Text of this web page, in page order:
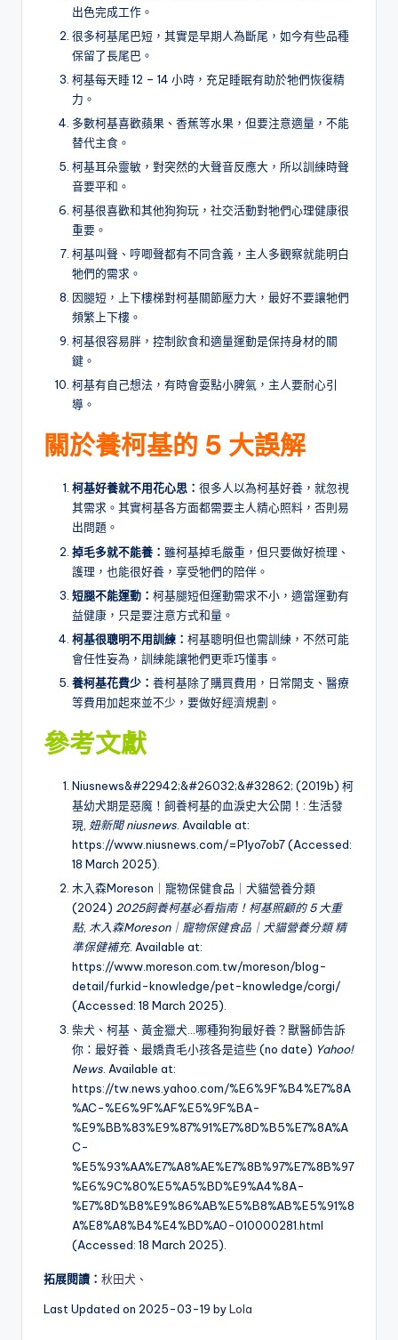
出色完成工作。
很多柯基尾巴短，其實是早期人為斷尾，如今有些品種
保留了長尾巴。
柯基每天睡 12 – 14 小時，充足睡眠有助於牠們恢復精
力。
多數柯基喜歡蘋果、香蕉等水果，但要注意適量，不能
替代主食。
柯基耳朵靈敏，對突然的大聲音反應大，所以訓練時聲
音要平和。
柯基很喜歡和其他狗狗玩，社交活動對牠們心理健康很
重要。
柯基叫聲、哼唧聲都有不同含義，主人多觀察就能明白
牠們的需求。
因腿短，上下樓梯對柯基關節壓力大，最好不要讓牠們
頻繁上下樓。
柯基很容易胖，控制飲食和適量運動是保持身材的關
鍵。
柯基有自己想法，有時會耍點小脾氣，主人要耐心引
導。
關於養柯基的 5 大誤解
柯基好養就不用花心思 ： 很多人以為柯基好養，就忽視
其需求。其實柯基各方面都需要主人精心照料，否則易
出問題。
掉毛多就不能養 ： 雖柯基掉毛嚴重，但只要做好梳理、
護理，也能很好養，享受牠們的陪伴。
短腿不能運動 ： 柯基腿短但運動需求不小，適當運動有
益健康，只是要注意方式和量。
柯基很聰明不用訓練 ： 柯基聰明但也需訓練，不然可能
會任性妄為，訓練能讓牠們更乖巧懂事。
養柯基花費少 ： 養柯基除了購買費用，日常開支、醫療
等費用加起來並不少，要做好經濟規劃。
參考文獻
Niusnews&#22942;&#26032;&#32862; (2019b) 柯
基幼犬期是惡魔！飼養柯基的血淚史大公開！: 生活發
現, 妞新聞 niusnews . Available at:
https://www.niusnews.com/=P1yo7ob7 (Accessed:
18 March 2025).
木入森Moreson｜寵物保健食品｜犬貓營養分類
(2024) 2025飼養柯基必看指南！柯基照顧的 5 大重
點, 木入森Moreson｜寵物保健食品｜犬貓營養分類 精
準保健補充. Available at:
https://www.moreson.com.tw/moreson/blog-
detail/furkid-knowledge/pet-knowledge/corgi/
(Accessed: 18 March 2025).
柴犬、柯基、黃金獵犬…哪種狗狗最好養？獸醫師告訴
你：最好養、最嬌貴毛小孩各是這些 (no date) Yahoo!
News . Available at:
https://tw.news.yahoo.com/%E6%9F%B4%E7%8A
%AC-%E6%9F%AF%E5%9F%BA-
%E9%BB%83%E9%87%91%E7%8D%B5%E7%8A%A
C-
%E5%93%AA%E7%A8%AE%E7%8B%97%E7%8B%97
%E6%9C%80%E5%A5%BD%E9%A4%8A-
%E7%8D%B8%E9%86%AB%E5%B8%AB%E5%91%8
A%E8%A8%B4%E4%BD%A0-010000281.html
(Accessed: 18 March 2025).
拓展閱讀： 秋田犬 、
Last Updated on 2025-03-19 byLola